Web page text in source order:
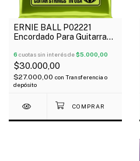
ERNIE BALL P02221
Encordado Para Guitarra
010-046
6 cuotas sin interés de$5.000,00
$30.000,00
$27.000,00 con Transferencia o
depósito